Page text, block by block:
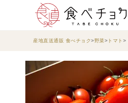
産地直送通販 食べチョク 野菜 トマト